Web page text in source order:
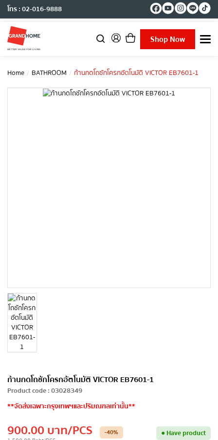
โทร : 02-016-9888
Shop Now
T
e
Home BATHROOM ก้านกดโถชักโครกอัตโนมัติ VICTOR EB7601-1
ก้านกดโถชักโครกอัตโนมัติ VICTOR EB7601-1
Product code:03028349
**จัดส่งเฉพาะกรุงเทพฯและปริมณฑลเท่านั้น**
900.00บาท/PCS -40% ●Have product